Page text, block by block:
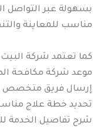
بسهولة عبر التواصل
مناسب للمعاينة
كما تعتمد شركة
موعد شركة مكافحة
إرسال فريق متخصص
تحديد خطة علاج
شرح تفاصيل الخدمة